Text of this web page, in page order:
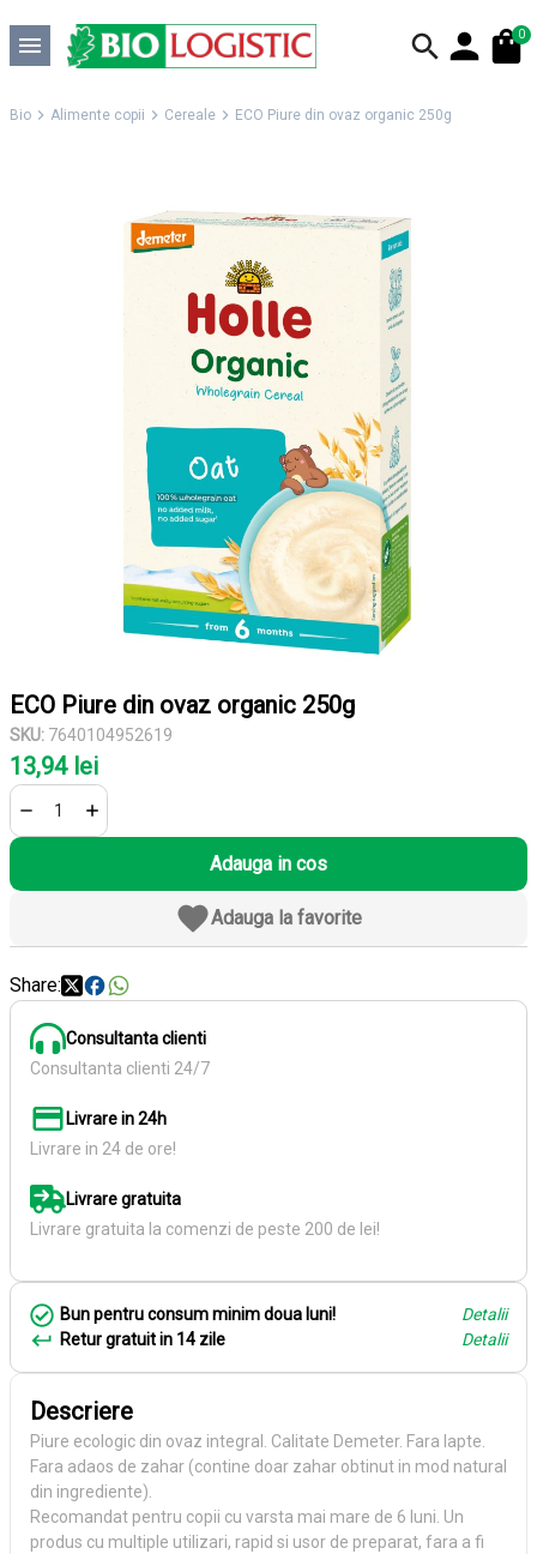
0
Bio Alimente copii Cereale ECO Piure din ovaz organic 250g
ECO Piure din ovaz organic 250g
SKU: 7640104952619
13,94 lei
Adauga in cos
Adauga la favorite
Share:
Consultanta clienti
Consultanta clienti 24/7
Livrare in 24h
Livrare in 24 de ore!
Livrare gratuita
Livrare gratuita la comenzi de peste 200 de lei!
Bun pentru consum minim doua luni!
Detalii
Retur gratuit in 14 zile
Detalii
Descriere
Piure ecologic din ovaz integral. Calitate Demeter. Fara lapte.
Fara adaos de zahar (contine doar zahar obtinut in mod natural
din ingrediente).
Recomandat pentru copii cu varsta mai mare de 6 luni. Un
produs cu multiple utilizari, rapid si usor de preparat, fara a fi